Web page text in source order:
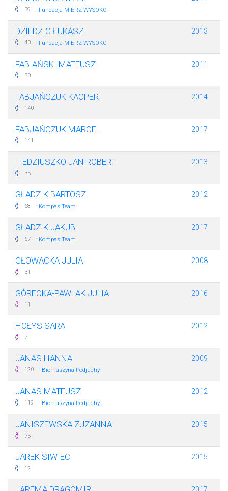
39 · Fundacja MIERZ WYSOKO
DZIEDZIC ŁUKASZ
40 · Fundacja MIERZ WYSOKO
2013
FABIAŃSKI MATEUSZ
30
2011
FABJAŃCZUK KACPER
140
2014
FABJAŃCZUK MARCEL
141
2017
FIEDZIUSZKO JAN ROBERT
35
2013
GŁADZIK BARTOSZ
68 · Kompas Team
2012
GŁADZIK JAKUB
67 · Kompas Team
2017
GŁOWACKA JULIA
31
2008
GÓRECKA-PAWLAK JULIA
11
2016
HOŁYS SARA
7
2012
JANAS HANNA
120 · Biomaszyna Podjuchy
2009
JANAS MATEUSZ
119 · Biomaszyna Podjuchy
2012
JANISZEWSKA ZUZANNA
75
2015
JAREK SIWIEC
12
2015